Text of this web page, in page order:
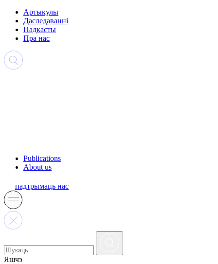
Артыкулы
Даследаванні
Падкасты
Пра нас
Publications
About us
падтрымаць нас
Яшчэ